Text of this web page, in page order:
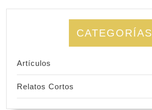
CATEGORÍAS
Artículos
Relatos Cortos